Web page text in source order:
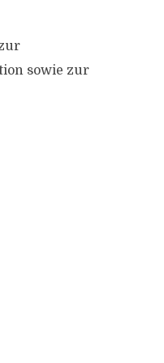
sowie zur